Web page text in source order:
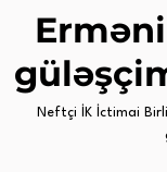
Neftçi İK İctimai